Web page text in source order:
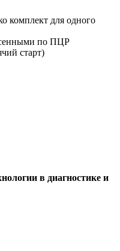
в диагностике и